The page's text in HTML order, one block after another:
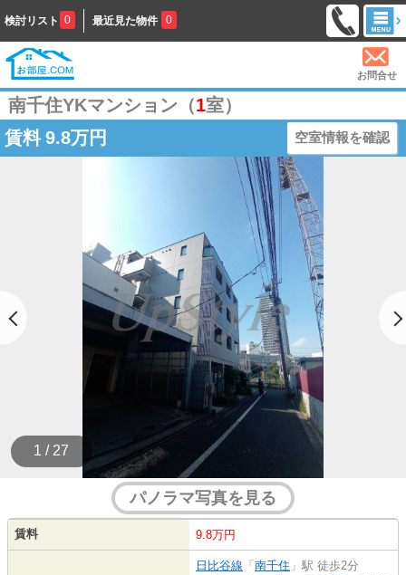
検討リスト 0 最近見た物件 0
お問合せ
南千住YKマンション（1室）
賃料 9.8万円 空室情報を確認
1 / 27
パノラマ写真を見る
賃料 9.8万円
日比谷線 「 南千住 」駅 徒歩2分